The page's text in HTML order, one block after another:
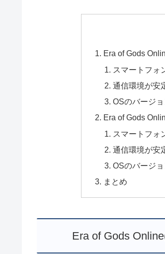
Era of Gods
スマートフォ
通信環境が安
OSのバージ
Era of Gods
スマートフォ
通信環境が安
OSのバージ
まとめ
Era of Gods